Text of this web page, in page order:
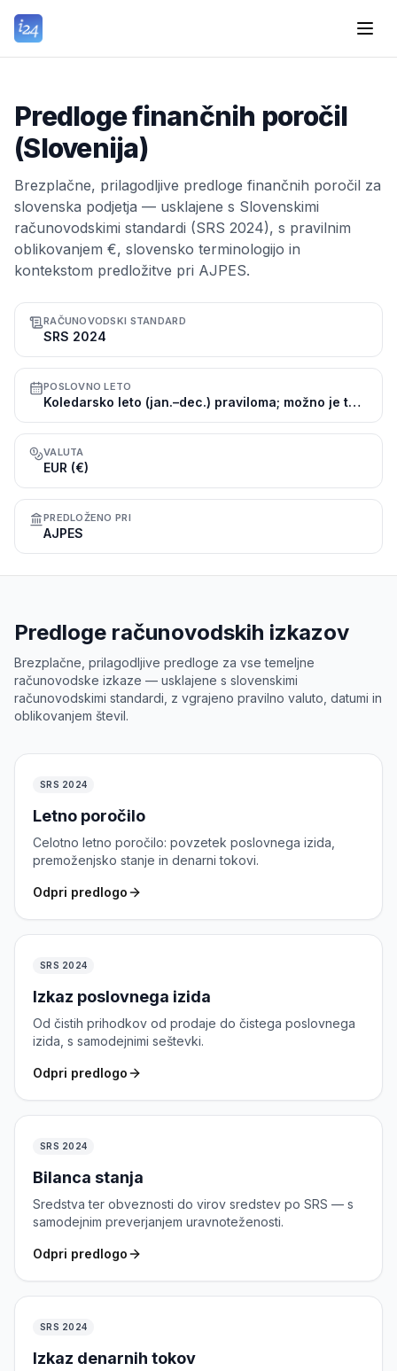
Predloge finančnih poročil
(Slovenija)
Brezplačne, prilagodljive predloge finančnih poročil za
slovenska podjetja — usklajene s Slovenskimi
računovodskimi standardi (SRS 2024), s pravilnim
oblikovanjem €, slovensko terminologijo in
kontekstom predložitve pri AJPES.
RAČUNOVODSKI STANDARD
SRS 2024
POSLOVNO LETO
Koledarsko leto (jan.–dec.) praviloma; možno je tudi drugačno poslovno leto
VALUTA
EUR (€)
PREDLOŽENO PRI
AJPES
Predloge računovodskih izkazov
Brezplačne, prilagodljive predloge za vse temeljne
računovodske izkaze — usklajene s slovenskimi
računovodskimi standardi, z vgrajeno pravilno valuto, datumi in
oblikovanjem števil.
SRS 2024
Letno poročilo
Celotno letno poročilo: povzetek poslovnega izida,
premoženjsko stanje in denarni tokovi.
Odpri predlogo
SRS 2024
Izkaz poslovnega izida
Od čistih prihodkov od prodaje do čistega poslovnega
izida, s samodejnimi seštevki.
Odpri predlogo
SRS 2024
Bilanca stanja
Sredstva ter obveznosti do virov sredstev po SRS — s
samodejnim preverjanjem uravnoteženosti.
Odpri predlogo
SRS 2024
Izkaz denarnih tokov